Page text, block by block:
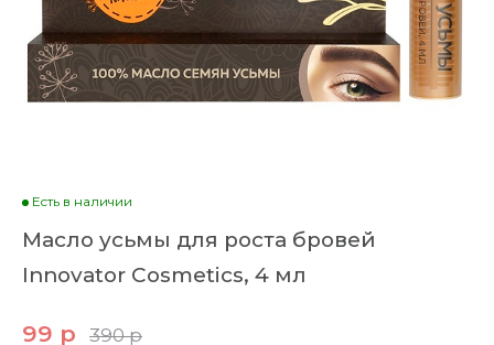
Есть в наличии
Масло усьмы для роста бровей
Innovator Cosmetics, 4 мл
99 р 390 р